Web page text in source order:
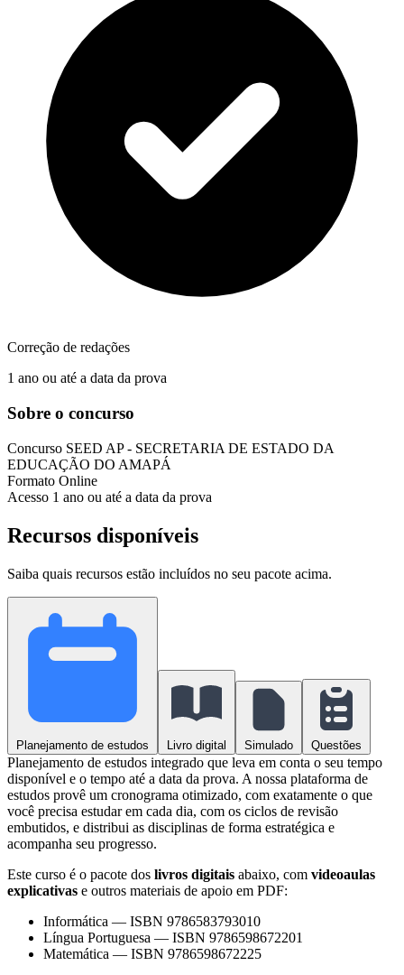
Correção de redações
1 ano ou até a data da prova
Sobre o concurso
Concurso SEED AP - SECRETARIA DE ESTADO DA
EDUCAÇÃO DO AMAPÁ
Formato Online
Acesso 1 ano ou até a data da prova
Recursos disponíveis
Saiba quais recursos estão incluídos no seu pacote acima.
Planejamento de estudos Livro digital Simulado Questões
Planejamento de estudos integrado que leva em conta o seu tempo
disponível e o tempo até a data da prova. A nossa plataforma de
estudos provê um cronograma otimizado, com exatamente o que
você precisa estudar em cada dia, com os ciclos de revisão
embutidos, e distribui as disciplinas de forma estratégica e
acompanha seu progresso.
Este curso é o pacote dos livros digitais abaixo, com videoaulas
explicativas e outros materiais de apoio em PDF:
Informática — ISBN 9786583793010
Língua Portuguesa — ISBN 9786598672201
Matemática — ISBN 9786598672225